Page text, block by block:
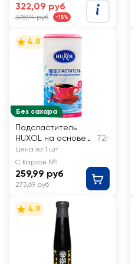
322,09 руб
378,94 руб -15%
Без сахара
4.8
Подсластитель
HUXOL на основе
цикламата и
сахарина
72г
Цена за 1 шт
С Картой №1
259,99 руб
273,69 руб
4.9